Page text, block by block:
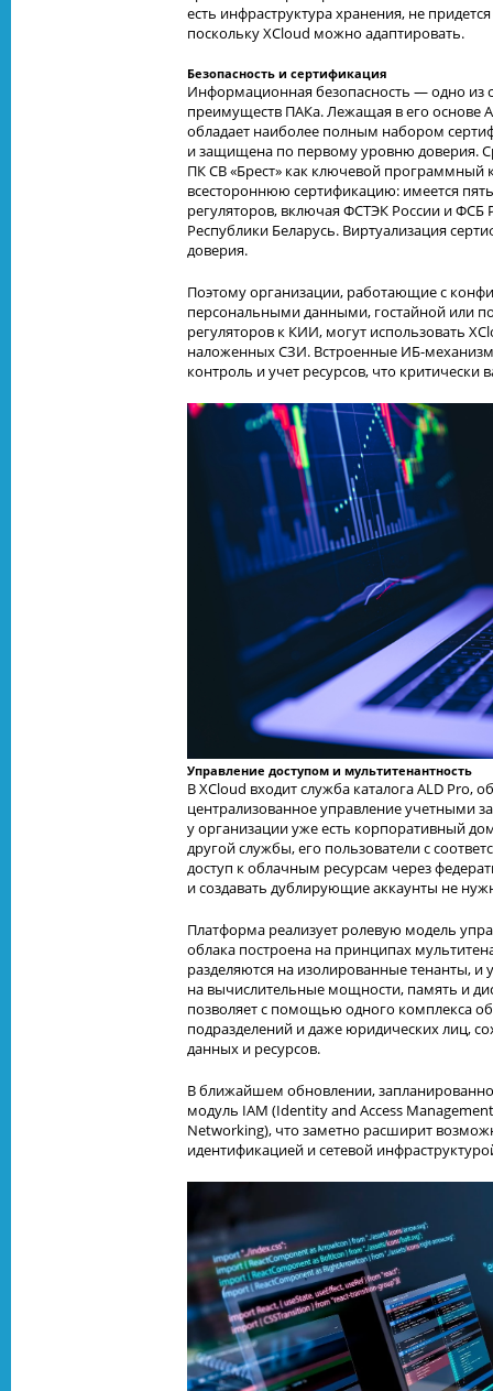
есть инфраструктура хранения, не
поскольку XCloud можно адаптировать.
Безопасность и сертификация
Информационная безопасность — одно из
преимуществ ПАКа. Лежащая в его основе
обладает наиболее полным набором
и защищена по первому уровню доверия.
ПК СВ «Брест» как ключевой
всестороннюю сертификацию: имеется
регуляторов, включая ФСТЭК России и ФСБ
Республики Беларусь. Виртуализация
доверия.
Поэтому организации, работающие с
персональными данными, гостайной или
регуляторов к КИИ, могут использовать
наложенных СЗИ. Встроенные ИБ-
контроль и учет ресурсов, что критически
Управление доступом и мультитенантность
В XCloud входит служба каталога ALD Pro,
централизованное управление учетными
у организации уже есть корпоративный
другой службы, его пользователи с
доступ к облачным ресурсам через
и создавать дублирующие аккаунты не
Платформа реализует ролевую модель
облака построена на принципах
разделяются на изолированные тенанты, и
на вычислительные мощности, память и
позволяет с помощью одного комплекса
подразделений и даже юридических лиц,
данных и ресурсов.
В ближайшем обновлении,
модуль IAM (Identity and Access
Networking), что заметно расширит
идентификацией и сетевой